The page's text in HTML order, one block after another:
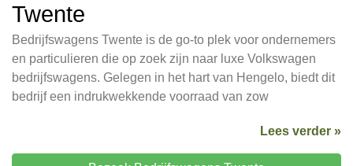
Twente
Bedrijfswagens Twente is de go-to plek voor ondernemers
en particulieren die op zoek zijn naar luxe Volkswagen
bedrijfswagens. Gelegen in het hart van Hengelo, biedt dit
bedrijf een indrukwekkende voorraad van zow
Lees verder »